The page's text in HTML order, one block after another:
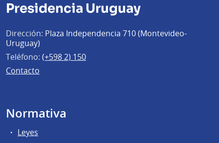
Presidencia Uruguay
Dirección: Plaza Independencia 710 (Montevideo-
Uruguay)
Teléfono: (+598 2) 150
Contacto
Normativa
Leyes